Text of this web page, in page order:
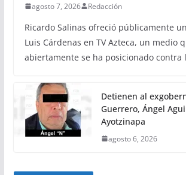
agosto 7, 2026 Redacción
Ricardo Salinas ofreció públicamente
Luis Cárdenas en TV Azteca, un medio
abiertamente se ha posicionado contra
Detienen al
Guerrero, Ángel
Ayotzinapa
agosto 6, 2026